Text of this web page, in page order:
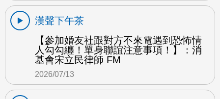
漢聲下午茶
【參加婚友社跟對方不來電遇到恐怖情
人勾勾纏！單身聯誼注意事項！】：消
基會宋立民律師 FM
2026/07/13